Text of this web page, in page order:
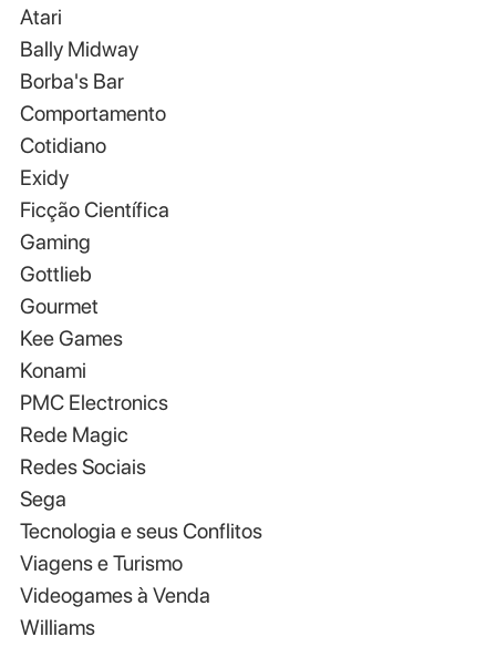
Atari
Bally Midway
Borba's Bar
Comportamento
Cotidiano
Exidy
Ficção Científica
Gaming
Gottlieb
Gourmet
Kee Games
Konami
PMC Electronics
Rede Magic
Redes Sociais
Sega
Tecnologia e seus Conflitos
Viagens e Turismo
Videogames à Venda
Williams